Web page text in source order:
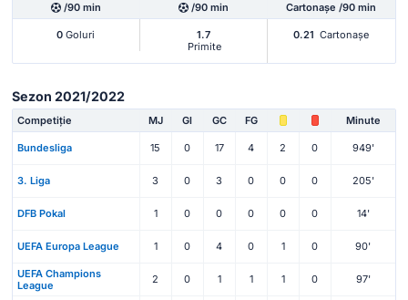
/90 min /90 min Cartonașe /90 min
0 Goluri
1.7
Primite
0.21 Cartonașe
Sezon 2021/2022
Competiție MJ Gl GC FG Minute
Bundesliga 15 0 17 4 2 0 949'
3. Liga 3 0 3 0 0 0 205'
DFB Pokal 1 0 0 0 0 0 14'
UEFA Europa League 1 0 4 0 1 0 90'
UEFA Champions
League
2 0 1 1 1 0 97'